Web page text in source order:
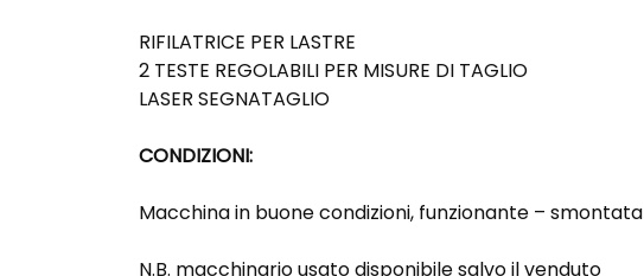
RIFILATRICE PER LASTRE
2 TESTE REGOLABILI PER MISURE DI TAGLIO
LASER SEGNATAGLIO
CONDIZIONI:
Macchina in buone condizioni, funzionante – smontata
N.B. macchinario usato disponibile salvo il venduto